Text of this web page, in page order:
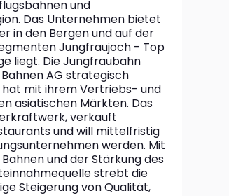
und
Das Unternehmen bietet
in den Bergen und auf der
Jungfraujoch - Top
liegt. Die Jungfraubahn
AG strategisch
hat mit ihrem Vertriebs- und
asiatischen Märkten. Das
verkauft
und will mittelfristig
werden. Mit
und der Stärkung des
strebt die
Steigerung von Qualität,